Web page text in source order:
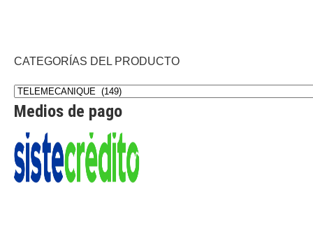
CATEGORÍAS DEL PRODUCTO
Medios de pago